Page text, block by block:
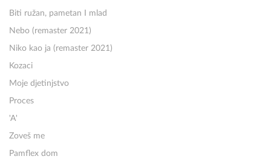
Biti ružan, pametan I mlad
Nebo (remaster 2021)
Niko kao ja (remaster 2021)
Kozaci
Moje djetinjstvo
Proces
'A'
Zoveš me
Pamflex dom